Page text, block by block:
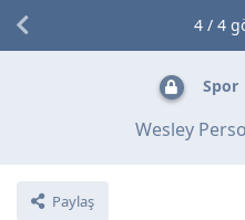
Spor
Wesley
Paylaş
4/ 4